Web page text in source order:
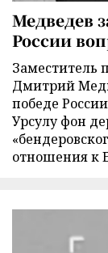
Медведев
России
Заместитель
Дмитрий
победе
Урсулу фон
отношения к